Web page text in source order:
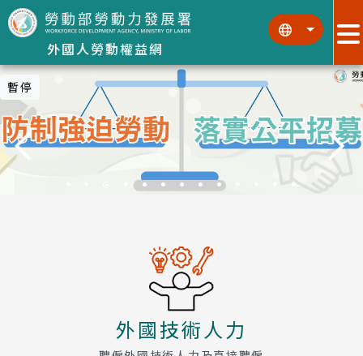
跳到主要內容區塊
外國人勞動權益網
::: :::
:::
暫停
外國技術人力